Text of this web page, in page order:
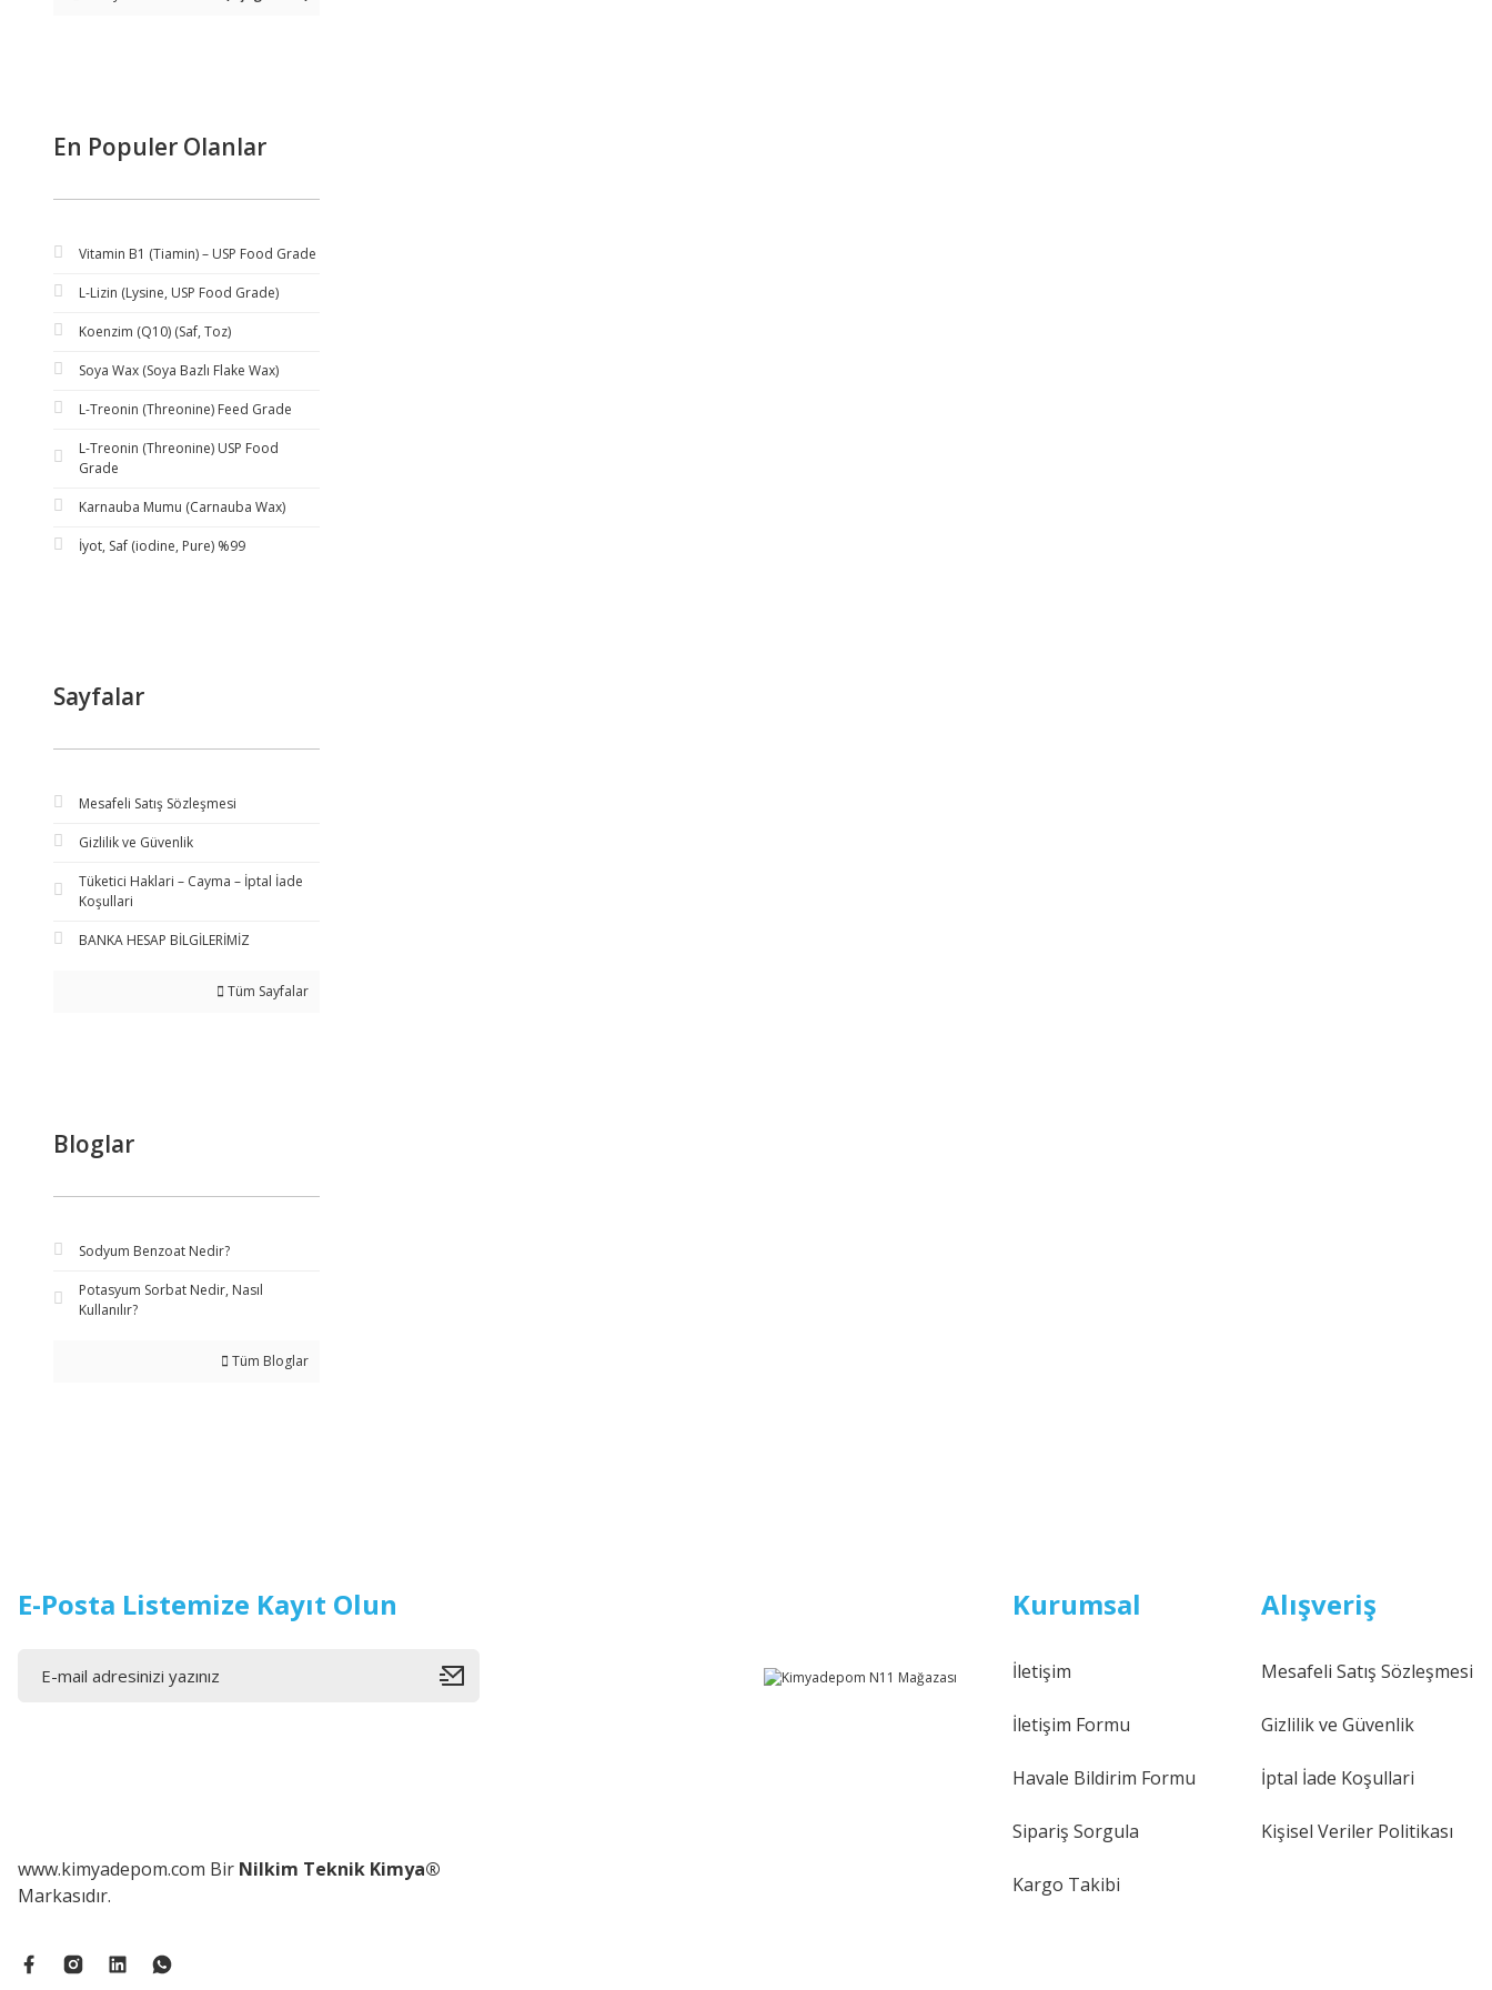
En Populer Olanlar
Vitamin B1 (Tiamin) – USP Food Grade
L-Lizin (Lysine, USP Food Grade)
Koenzim (Q10) (Saf, Toz)
Soya Wax (Soya Bazlı Flake Wax)
L-Treonin (Threonine) Feed Grade
L-Treonin (Threonine) USP Food
Grade
Karnauba Mumu (Carnauba Wax)
İyot, Saf (iodine, Pure) %99
Sayfalar
Mesafeli Satış Sözleşmesi
Gizlilik ve Güvenlik
Tüketici Haklari – Cayma – İptal İade
Koşullari
BANKA HESAP BİLGİLERİMİZ
Tüm Sayfalar
Bloglar
Sodyum Benzoat Nedir?
Potasyum Sorbat Nedir, Nasıl
Kullanılır?
Tüm Bloglar
E-Posta Listemize Kayıt Olun
www.kimyadepom.com Bir Nilkim Teknik Kimya®
Markasıdır.
Kurumsal
İletişim
İletişim Formu
Havale Bildirim Formu
Sipariş Sorgula
Kargo Takibi
Alışveriş
Mesafeli Satış Sözleşmesi
Gizlilik ve Güvenlik
İptal İade Koşullari
Kişisel Veriler Politikası